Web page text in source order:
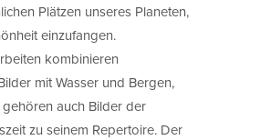
Plätzen unseres Planeten,
einzufangen.
kombinieren
mit Wasser und Bergen,
auch Bilder der
zu seinem Repertoire. Der